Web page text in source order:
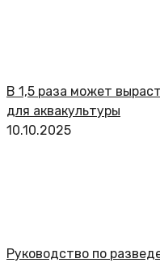
В 1,5 раза может
для аквакультуры
10.10.2025
Руководство по